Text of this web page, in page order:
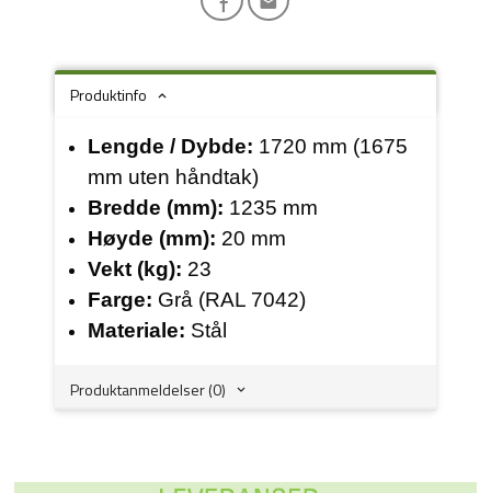
Produktinfo
Lengde / Dybde: 1720 mm (1675
mm uten håndtak)
Bredde (mm): 1235 mm
Høyde (mm): 20 mm
Vekt (kg): 23
Farge: Grå (RAL 7042)
Materiale: Stål
Produktanmeldelser (0)